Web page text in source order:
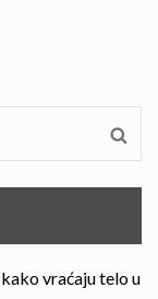
vraćaju telo u